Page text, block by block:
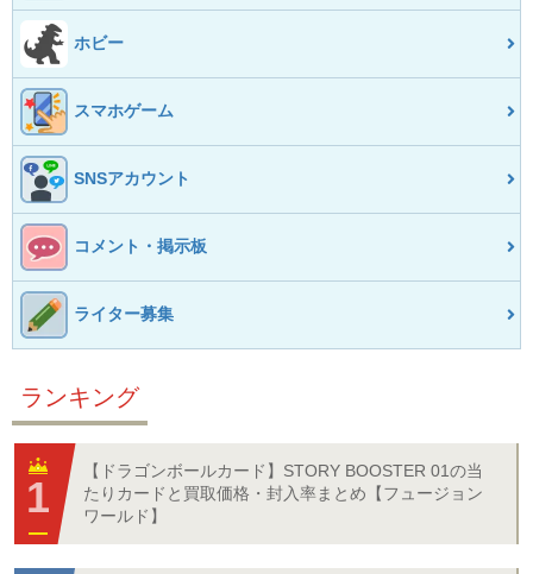
ホビー
スマホゲーム
SNSアカウント
コメント・掲示板
ライター募集
ランキング
【ドラゴンボールカード】STORY BOOSTER 01の当
たりカードと買取価格・封入率まとめ【フュージョン
ワールド】